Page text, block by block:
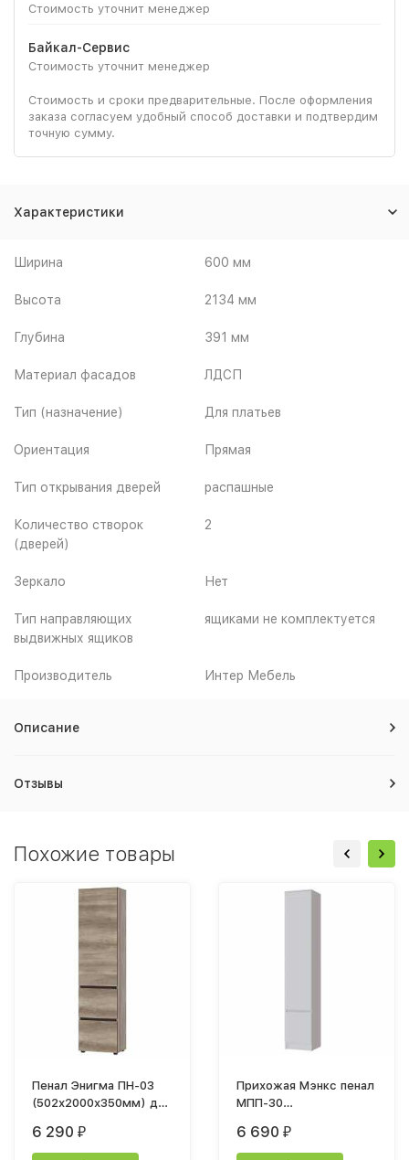
Стоимость уточнит менеджер
Байкал-Сервис
Стоимость уточнит менеджер
Стоимость и сроки предварительные. После оформления
заказа согласуем удобный способ доставки и подтвердим
точную сумму.
Характеристики
Ширина 600 мм
Высота 2134 мм
Глубина 391 мм
Материал фасадов ЛДСП
Тип (назначение) Для платьев
Ориентация Прямая
Тип открывания дверей распашные
Количество створок
(дверей)
2
Зеркало Нет
Тип направляющих
выдвижных ящиков
ящиками не комплектуется
Производитель Интер Мебель
Описание
Отзывы
Похожие товары
Пенал Энигма ПН-03
(502х2000х350мм) дуб
каньон
6 290 ₽
Прихожая Мэнкс пенал
МПП-30
лдсп белый
6 690 ₽